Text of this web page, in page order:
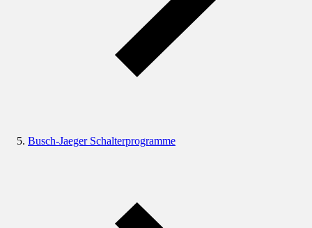
Busch-Jaeger Schalterprogramme